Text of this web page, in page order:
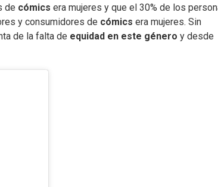
de cómics era mujeres y que el 30% de los
y consumidores de cómics era mujeres. Sin
de la falta de equidad en este género y desde